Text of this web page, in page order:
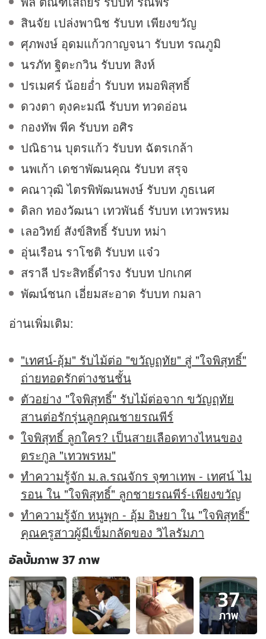
สินจัย เปล่งพานิช รับบท เพียงขวัญ
ศุภพงษ์ อุดมแก้วกาญจนา รับบท รณภูมิ
นรภัท ฐิตะกวิน รับบท สิงห์
ปรเมศร์ น้อยอ่ำ รับบท หมอพิสุทธิ์
ดวงตา ตุงคะมณี รับบท ทวดอ่อน
กองทัพ พีค รับบท อศิร
ปณิธาน บุตรแก้ว รับบท ฉัตรเกล้า
นพเก้า เดชาพัฒนคุณ รับบท สรุจ
คณาวุฒิ ไตรพิพัฒนพงษ์ รับบท ภูธเนศ
ดิลก ทองวัฒนา เทวพันธ์ รับบท เทวพรหม
เลอวิทย์ สังข์สิทธิ์ รับบท หม่า
อุ่นเรือน ราโชติ รับบท แจ๋ว
สราลี ประสิทธิ์ดำรง รับบท ปกเกศ
พัฒน์ชนก เอี่ยมสะอาด รับบท กมลา
อ่านเพิ่มเติม:
"เทศน์-อุ้ม" รับไม้ต่อ "ขวัญฤทัย" สู่ "ใจพิสุทธิ์"
ถ่ายทอดรักต่างชนชั้น
ตัวอย่าง "ใจพิสุทธิ์" รับไม้ต่อจาก ขวัญฤทัย
สานต่อรักรุ่นลูกคุณชายรณพีร์
ใจพิสุทธิ์ ลูกใคร? เป็นสายเลือดทางไหนของ
ตระกูล "เทวพรหม"
ทำความรู้จัก ม.ล.รณจักร จุฑาเทพ - เทศน์ ไม
รอน ใน "ใจพิสุทธิ์" ลูกชายรณพีร์-เพียงขวัญ
ทำความรู้จัก หนูพุก - อุ้ม อิษยา ใน "ใจพิสุทธิ์"
คุณครูสาวผู้มีเข็มกลัดของ วิไลรัมภา
อัลบั้มภาพ 37 ภาพ
อัลบั้ม
ภาพ
37
ภาพ
ของ
37
ภาพ